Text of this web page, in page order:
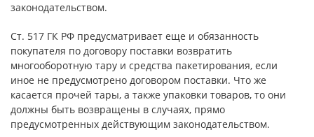
законодательством.
Ст. 517 ГК РФ предусматривает еще и обязанность
покупателя по договору поставки возвратить
многооборотную тару и средства пакетирования, если
иное не предусмотрено договором поставки. Что же
касается прочей тары, а также упаковки товаров, то они
должны быть возвращены в случаях, прямо
предусмотренных действующим законодательством.